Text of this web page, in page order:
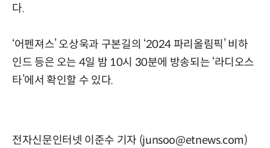
다.
‘어펜져스’ 오상욱과 구본길의 ‘2024 파리올림픽’ 비하
인드 등은 오는 4일 밤 10시 30분에 방송되는 ‘라디오스
타’에서 확인할 수 있다.
전자신문인터넷 이준수 기자 (junsoo@etnews.com)